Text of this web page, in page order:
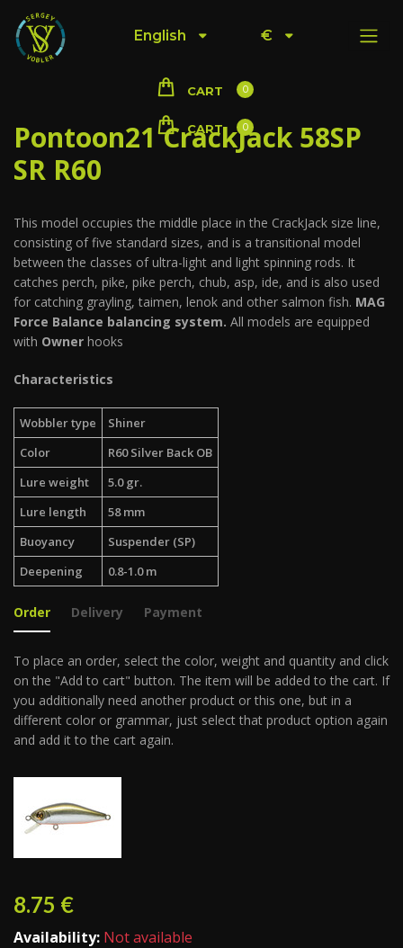
English €
CART 0
CART 0
Pontoon21 CrackJack 58SP
SR R60
This model occupies the middle place in the CrackJack size line,
consisting of five standard sizes, and is a transitional model
between the classes of ultra-light and light spinning rods. It
catches perch, pike, pike perch, chub, asp, ide, and is also used
for catching grayling, taimen, lenok and other salmon fish. MAG
Force Balance balancing system. All models are equipped
with Owner hooks
Characteristics
Wobbler type
Shiner
Color
R60 Silver Back OB
Lure weight
5.0 gr.
Lure length
58 mm
Buoyancy
Suspender (SP)
Deepening
0.8-1.0 m
Order Delivery Payment
To place an order, select the color, weight and quantity and click
on the "Add to cart" button. The item will be added to the cart. If
you additionally need another product or this one, but in a
different color or grammar, just select that product option again
and add it to the cart again.
8.75 €
Availability: Not available